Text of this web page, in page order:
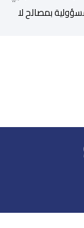
بمصالح لا